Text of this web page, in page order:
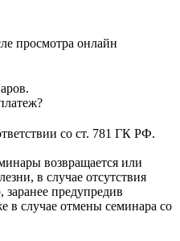
просмотра онлайн
со ст. 781 ГК РФ.
возвращается или
в случае отсутствия
предупредив
в случае отмены семинара со